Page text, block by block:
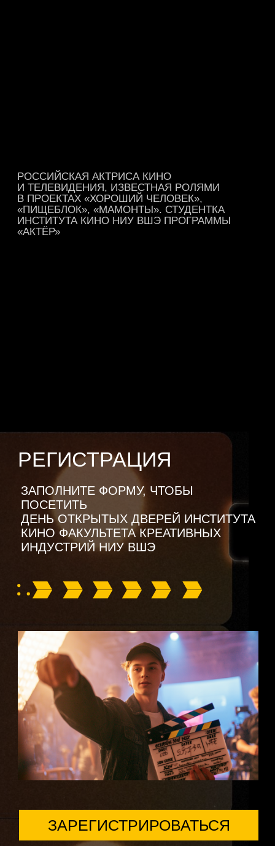
ХОЧУ ОНЛАЙН
МЫ ПРОВЕДЕМ ПРЯМУЮ
ТРАНСЛЯЦИЮ, ЧТОБЫ У ВАС БЫЛА
ВОЗМОЖНОСТЬ ПОСЕТИТЬ НАШ ДЕНЬ
НЕ СМОЖЕШЬ
БЫТЬ
ОФФЛАЙН?